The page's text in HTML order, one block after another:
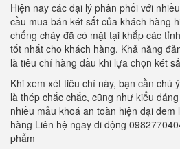
Hiện nay các đại lý phân phối với
cầu mua bán két sắt của khách hàng
chống cháy đã có mặt tại khắp các
tốt nhất cho khách hàng. Khả năng
là tiêu chí hàng đầu khi lựa chọn két
Khi xem xét tiêu chí này, bạn cần chú
là thép chắc chắc, cũng như kiểu
nhiều mẫu khoá an toàn hiện đại
hàng Liên hệ ngay di động
phẩm